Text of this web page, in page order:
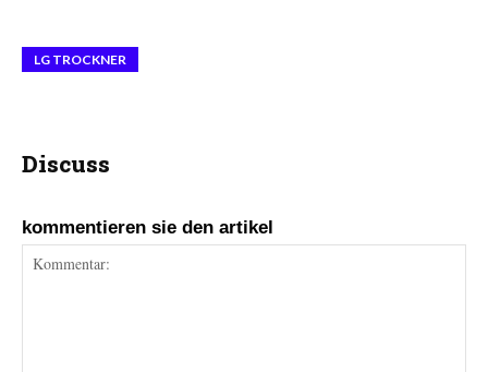
LG TROCKNER
Discuss
kommentieren sie den artikel